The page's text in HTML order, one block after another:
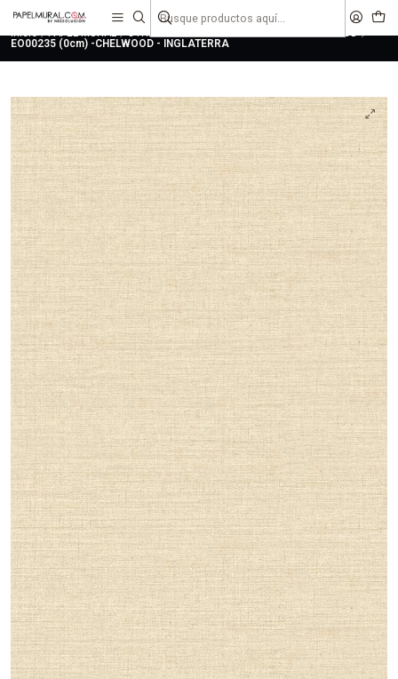
liquidaciones
Inicio PAPEL MURAL OTRAS COLECCIONES
CHELWOOD
EO00235 (0cm) -CHELWOOD - INGLATERRA